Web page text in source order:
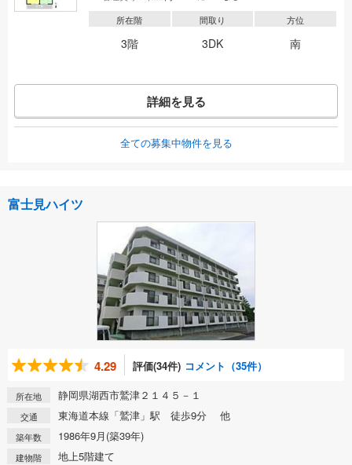
所在階
3階
間取り
3DK
方位
南
詳細を見る
全ての募集中物件を見る
富士見ハイツ
4.29 評価(34件) コメント（35件）
所在地 静岡県湖西市鷲津２１４５－１
交通 東海道本線「鷲津」駅 徒歩9分 他
築年数 1986年9月(築39年)
建物階 地上5階建て